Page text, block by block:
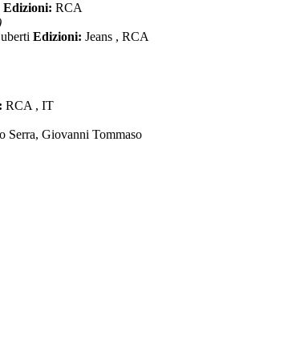
Edizioni: RCA
Edizioni: Jeans , RCA
RCA , IT
Serra, Giovanni Tommaso